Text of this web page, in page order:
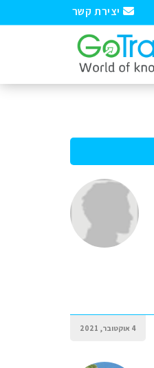
יצירת קשר
4 אוקטובר, 2021